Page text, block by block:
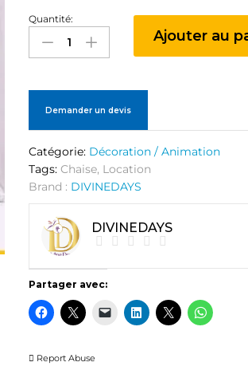
Chaise
fleur
Quantité:
Ajouter au
Demander un devis
Catégorie: Décoration / Animation
Tags: Chaise, Location
Brand : DIVINEDAYS
DIVINEDAYS
Partager avec:
Report Abuse